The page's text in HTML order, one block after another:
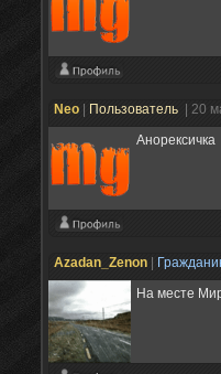
Nеo Пользователь
| 20
Анорексичка
Azadan_Zenon
На месте